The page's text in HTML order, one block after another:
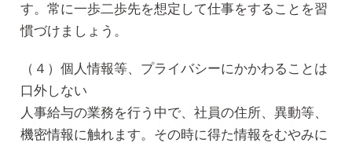
す。常に一歩二歩先を想定して仕事をすることを習
慣づけましょう。
（４）個人情報等、プライバシーにかかわることは
口外しない
人事給与の業務を行う中で、社員の住所、異動等、
機密情報に触れます。その時に得た情報をむやみに